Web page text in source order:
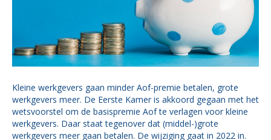
Kleine werkgevers gaan minder Aof-premie betalen, grote
werkgevers meer. De Eerste Kamer is akkoord gegaan met het
wetsvoorstel om de basispremie Aof te verlagen voor kleine
werkgevers. Daar staat tegenover dat (middel-)grote
werkgevers meer gaan betalen. De wijziging gaat in 2022 in.